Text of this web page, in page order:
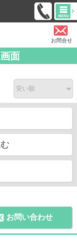
お問合せ
面
お問い合わせ